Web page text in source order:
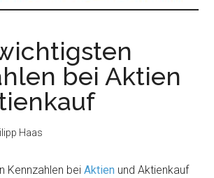
bei Aktien
Haas
Kennzahlen beiAktien und Aktienkauf